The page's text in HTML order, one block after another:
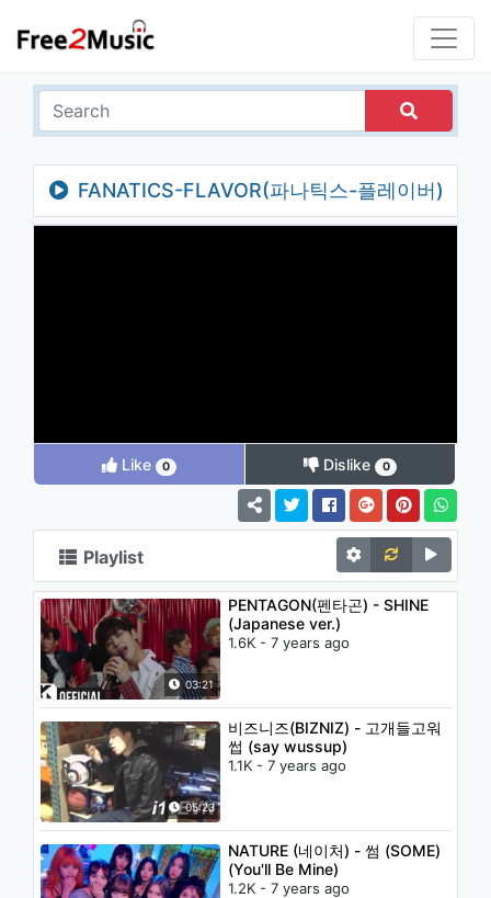
FANATICS-FLAVOR(파나틱스-플레이버)
- MILKSHAKE (Korean Ver.)
Like 0 Dislike 0
Playlist
03:21
PENTAGON(펜타곤) - SHINE
(Japanese ver.)
1.6K - 7 years ago
05:23
비즈니즈(BIZNIZ) - 고개들고워
썹 (say wussup)
1.1K - 7 years ago
NATURE (네이처) - 썸 (SOME)
(You'll Be Mine)
1.2K - 7 years ago